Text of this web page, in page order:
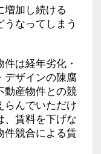
増加し続ける
なってしまう
は経年劣化・
デザインの陳腐
動産物件との競
らんでいただけ
、賃料を下げな
件競合による賃